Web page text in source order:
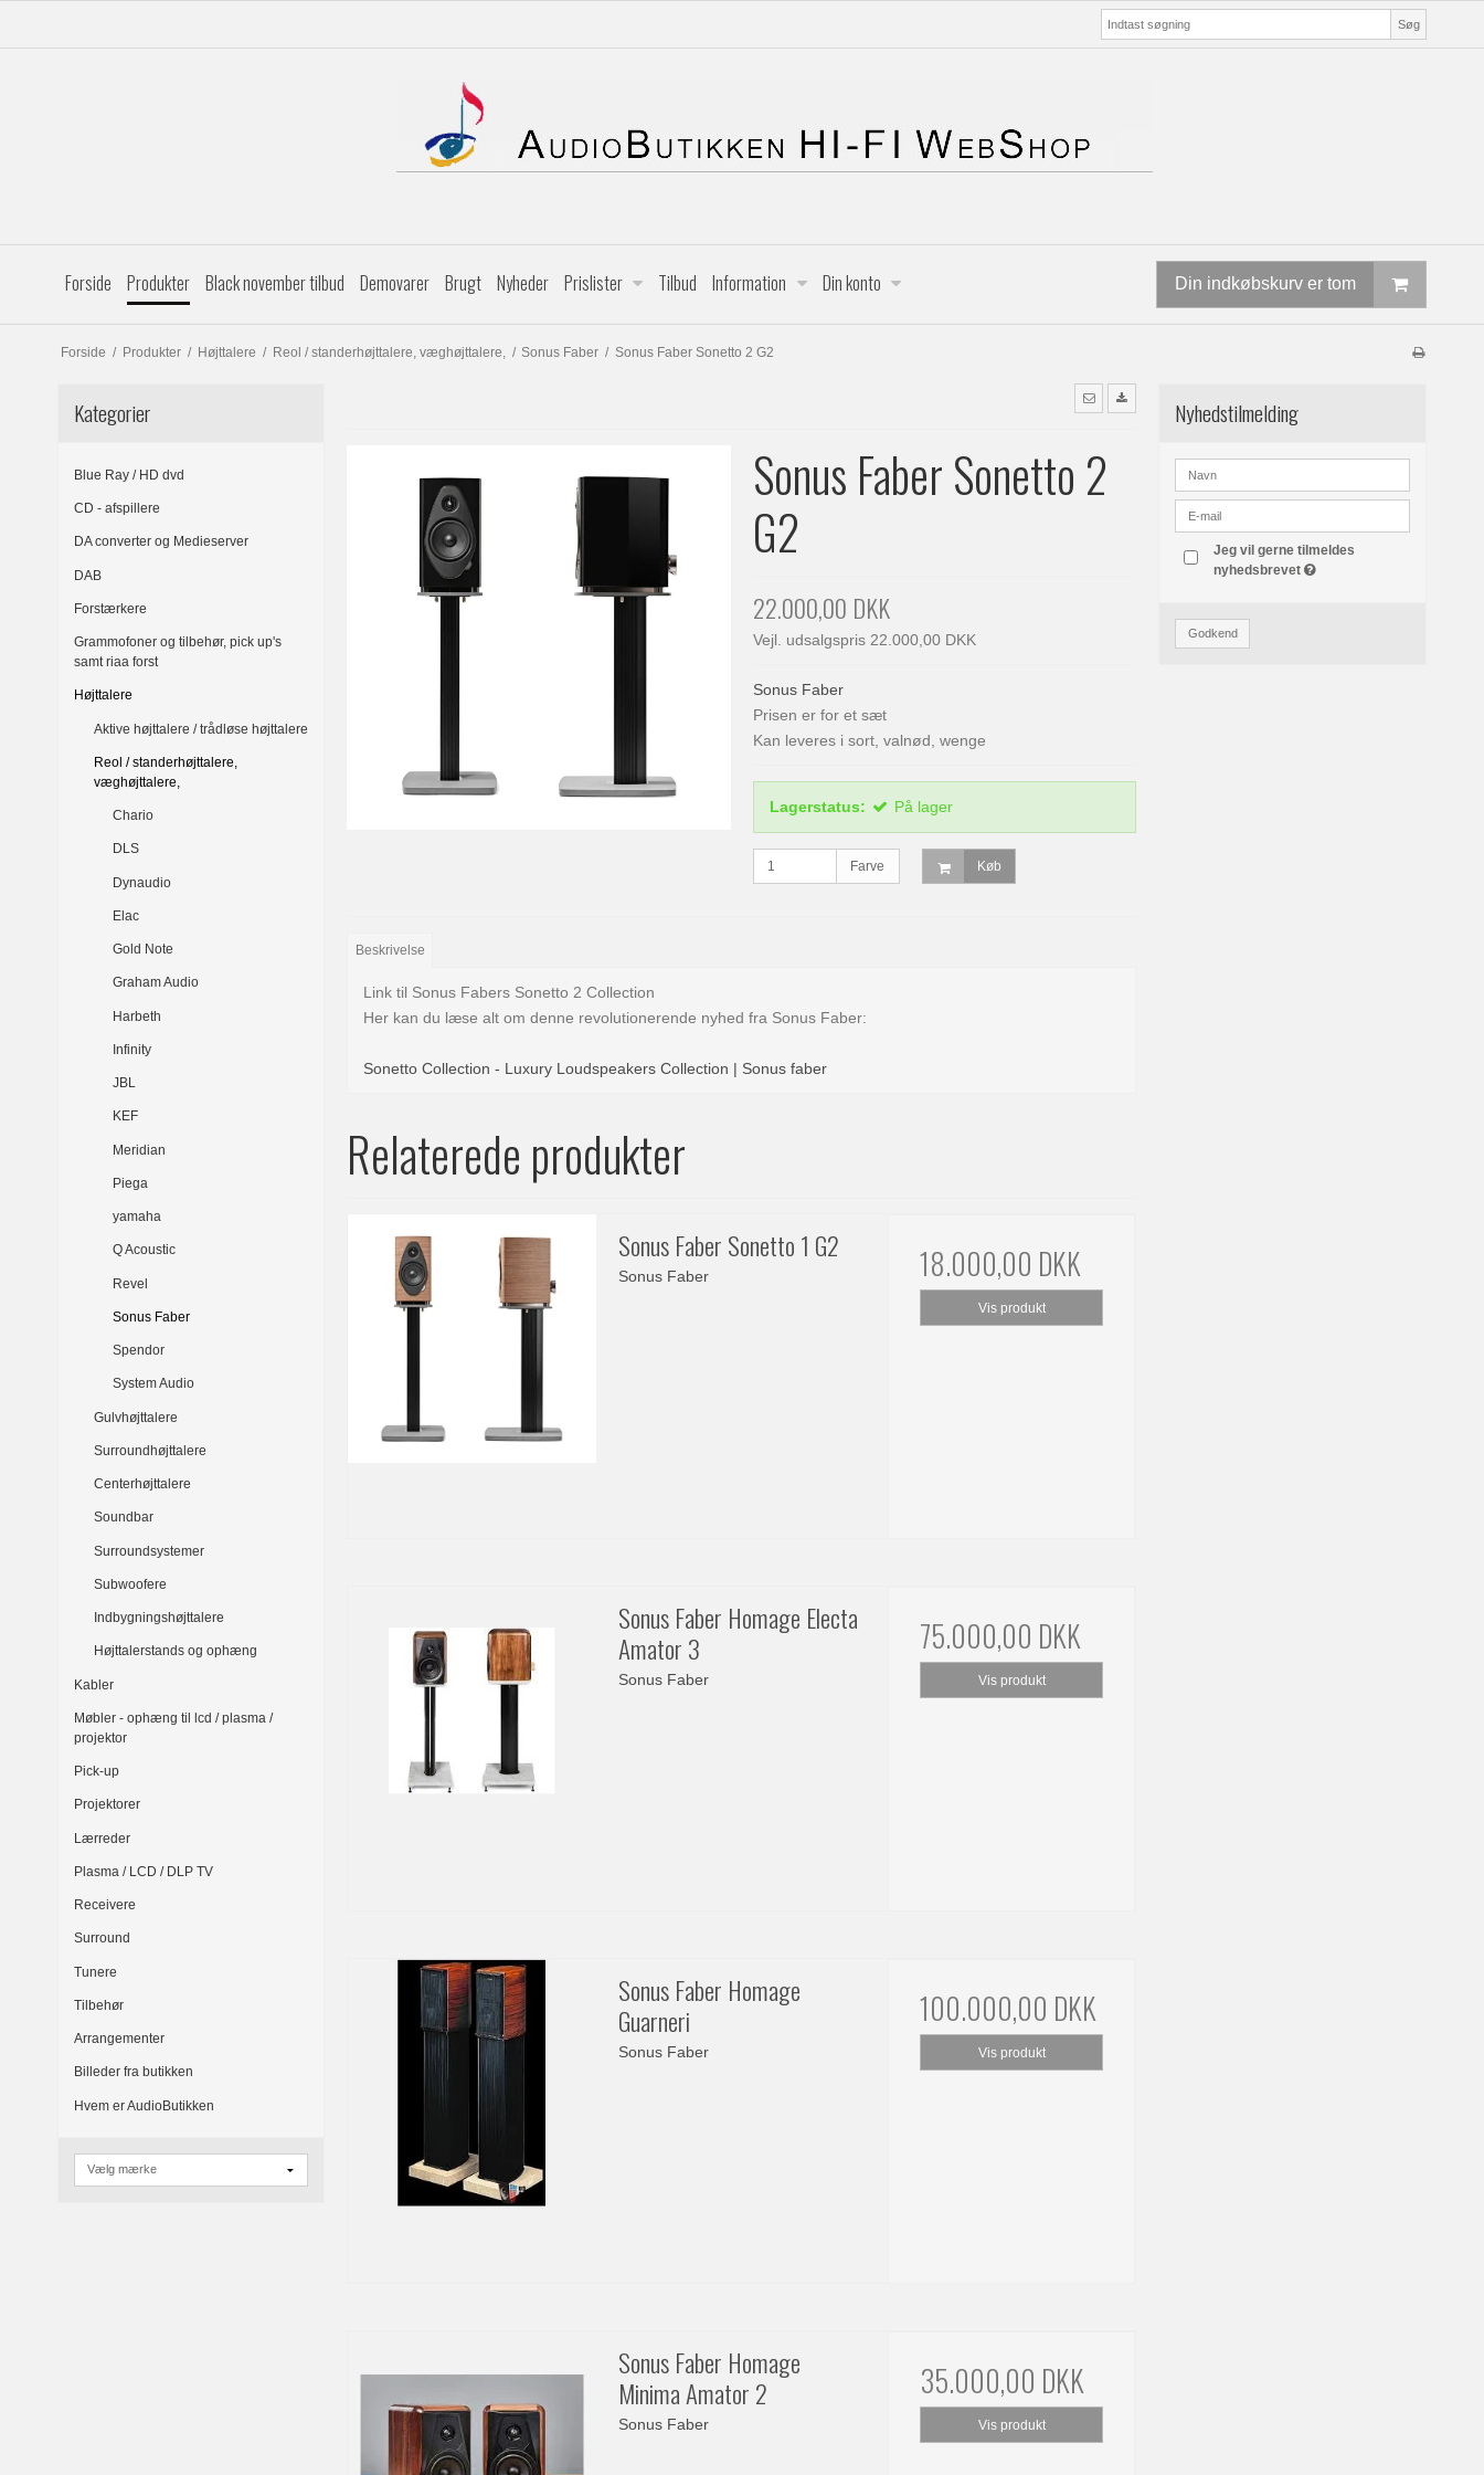
Søg
Forside Produkter Black november tilbud Demovarer Brugt Nyheder Prislister Tilbud Information Din konto Din indkøbskurv er tom
Forside / Produkter / Højttalere / Reol / standerhøjttalere, væghøjttalere, / Sonus Faber / Sonus Faber Sonetto 2 G2
Kategorier
Blue Ray / HD dvd
CD - afspillere
DA converter og Medieserver
DAB
Forstærkere
Grammofoner og tilbehør, pick up's
samt riaa forst
Højttalere
Aktive højttalere / trådløse højttalere
Reol / standerhøjttalere,
væghøjttalere,
Chario
DLS
Dynaudio
Elac
Gold Note
Graham Audio
Harbeth
Infinity
JBL
KEF
Meridian
Piega
yamaha
Q Acoustic
Revel
Sonus Faber
Spendor
System Audio
Gulvhøjttalere
Surroundhøjttalere
Centerhøjttalere
Soundbar
Surroundsystemer
Subwoofere
Indbygningshøjttalere
Højttalerstands og ophæng
Kabler
Møbler - ophæng til lcd / plasma /
projektor
Pick-up
Projektorer
Lærreder
Plasma / LCD / DLP TV
Receivere
Surround
Tunere
Tilbehør
Arrangementer
Billeder fra butikken
Hvem er AudioButikken
Sonus Faber Sonetto 2
G2
22.000,00 DKK
Vejl. udsalgspris 22.000,00 DKK
Sonus Faber
Prisen er for et sæt
Kan leveres i sort, valnød, wenge
Lagerstatus: På lager
Farve Køb
Beskrivelse
Link til Sonus Fabers Sonetto 2 Collection
Her kan du læse alt om denne revolutionerende nyhed fra Sonus Faber:
Sonetto Collection - Luxury Loudspeakers Collection | Sonus faber
Relaterede produkter
Sonus Faber Sonetto 1 G2
Sonus Faber 18.000,00 DKK
Vis produkt
Sonus Faber Homage Electa
Amator 3
Sonus Faber
75.000,00 DKK
Vis produkt
Sonus Faber Homage
Guarneri
Sonus Faber
100.000,00 DKK
Vis produkt
Sonus Faber Homage
Minima Amator 2
Sonus Faber
35.000,00 DKK
Vis produkt
Nyhedstilmelding
Jeg vil gerne tilmeldes
nyhedsbrevet
Godkend